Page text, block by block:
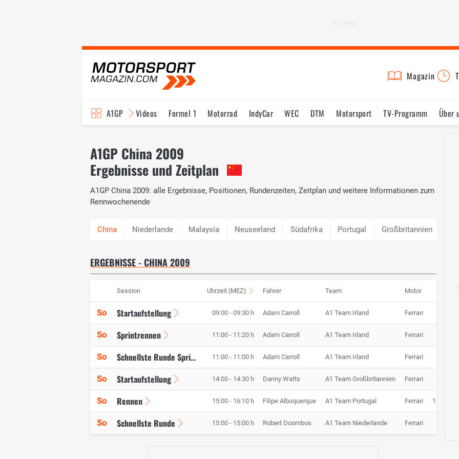
Magazin
A1GP Videos Formel 1 Motorrad IndyCar WEC DTM Motorsport TV-Programm Über
A1GP China 2009
Ergebnisse und Zeitplan
A1GP China 2009: alle Ergebnisse, Positionen, Rundenzeiten, Zeitplan und weitere Informationen zum
Rennwochenende
Niederlande Malaysia Neuseeland Südafrika Portugal Großbritannien
ERGEBNISSE - CHINA 2009
Session Uhrzeit (MEZ) Fahrer Team Motor
So Startaufstellung 09:00 - 09:30 h Adam Carroll A1 Team Irland Ferrari
So Sprintrennen 11:00 - 11:20 h Adam Carroll A1 Team Irland Ferrari
So Schnellste Runde Sprint 11:00 - 11:00 h Adam Carroll A1 Team Irland Ferrari
So Startaufstellung 14:00 - 14:30 h Danny Watts A1 Team Großbritannien Ferrari
So Rennen 15:00 - 16:10 h Filipe Albuquerque A1 Team Portugal Ferrari
So Schnellste Runde 15:00 - 15:00 h Robert Doornbos A1 Team Niederlande Ferrari